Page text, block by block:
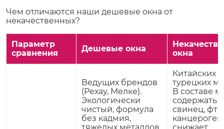
Чем отличаются наши дешевые окна от
некачественных?
Параметр
сравнения
Дешевые окна
окна
Ведущих брендов
(Рехау, Мелке).
Экологически
чистый, формула
без кадмия,
тяжелых металлов.
Китайских
турецких
В составе
содержать
свинец,
снижает